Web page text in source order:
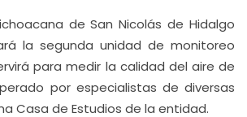
de San Nicolás de Hidalgo
la segunda unidad de monitoreo
para medir la calidad del aire de
por especialistas de diversas
Casa de Estudios de la entidad.